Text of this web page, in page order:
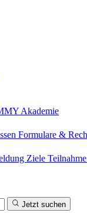
Akademie
Formulare &
Ziele Teilnahme
Jetzt suchen